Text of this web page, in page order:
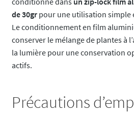
de 30grpour une utilisation simple
Le conditionnement en film
conserver le mélange de plantes à
la lumière pour une conservation
actifs.
Précautions